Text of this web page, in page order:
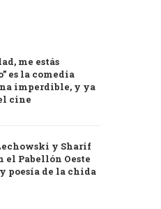
me estás
es la comedia
imperdible, y ya
cine
y Sharif
el Pabellón Oeste
poesía de la chida